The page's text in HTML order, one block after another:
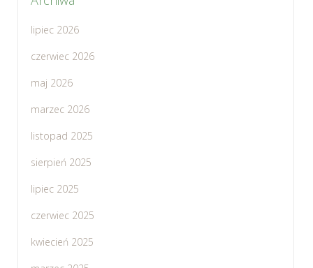
lipiec 2026
czerwiec 2026
maj 2026
marzec 2026
listopad 2025
sierpień 2025
lipiec 2025
czerwiec 2025
kwiecień 2025